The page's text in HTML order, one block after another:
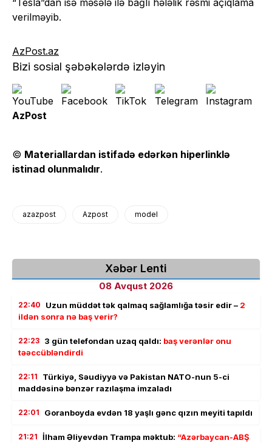
“Tesla”dan isə məsələ ilə bağlı hələlik rəsmi açıqlama
verilməyib.
AzPost.az
Bizi sosial şəbəkələrdə izləyin
AzPost
© Materiallardan istifadə edərkən hiperlinklə
istinad olunmalıdır.
azazpost Azpost model
Xəbər Lenti
08 Avqust 2026
22:40 Uzun müddət tək qalmaq sağlamlığa təsir edir – 2
ildən sonra nə baş verir?
22:23 3 gün telefondan uzaq qaldı: baş verənlər onu
təəccübləndirdi
22:11
Türkiyə, Səudiyyə və Pakistan NATO-nun 5-ci
maddəsinə bənzər razılaşma imzaladı
22:01 Goranboyda evdən 18 yaşlı gənc qızın meyiti tapıldı
21:21 İlham Əliyevdən Trampa məktub: “Azərbaycan-ABŞ